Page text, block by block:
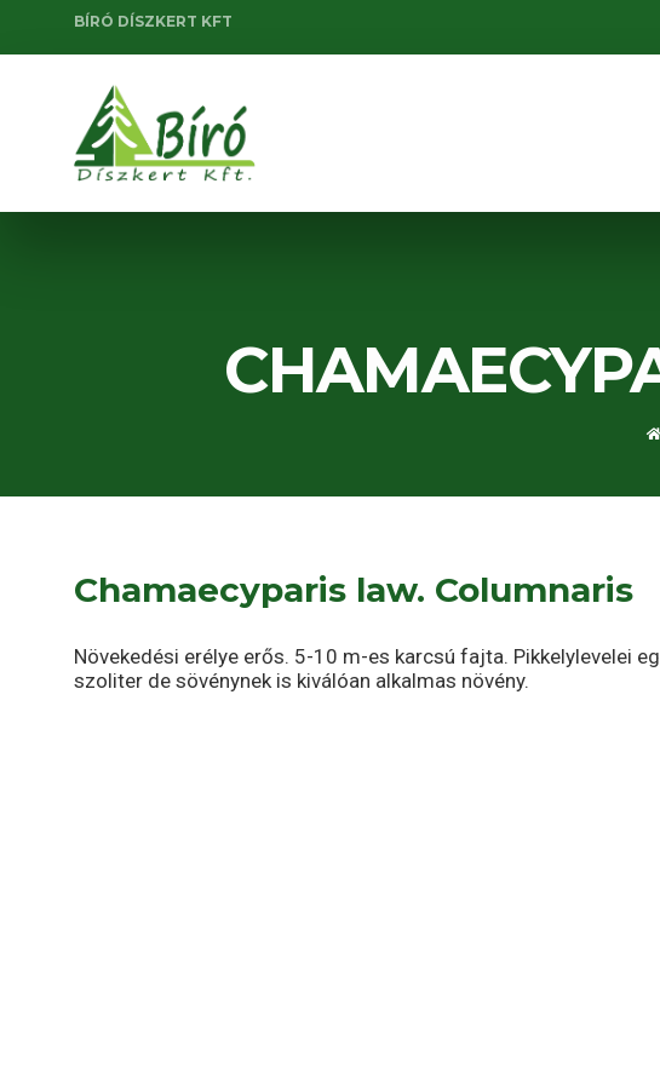
BÍRÓ DÍSZKERT KFT
Chamaecyparis law. Columnaris
Növekedési erélye erős. 5-10 m-es karcsú fajta. Pikkelylevelei
szoliter de sövénynek is kiválóan alkalmas növény.